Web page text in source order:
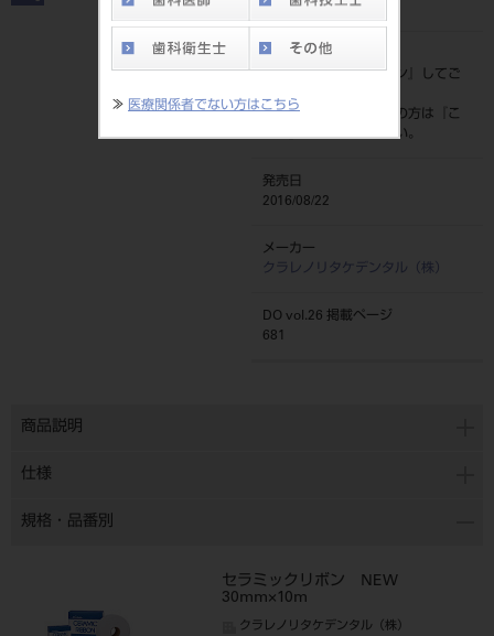
≫ 医療関係者でない方はこちら
4571215168275
標準価格
価格の確認は『ログイン
』してご
ネット会員登録がまだの方は『
こ
ちら』より登録ください。
発売日
2016/08/22
メーカー
クラレノリタケデンタル（株）
DO vol.26 掲載ページ
681
商品説明
仕様
規格・品番別
セラミックリボン NEW
30mm×10m
クラレノリタケデンタル（株）